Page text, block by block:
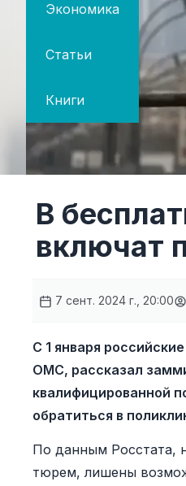
Экономика
Статьи
Книги
В
включат
7 сент. 2024 г., 20:00
С 1 января
ОМС, рассказал
квалифицированной
обратиться в
По данным Росстата,
тюрем, лишены